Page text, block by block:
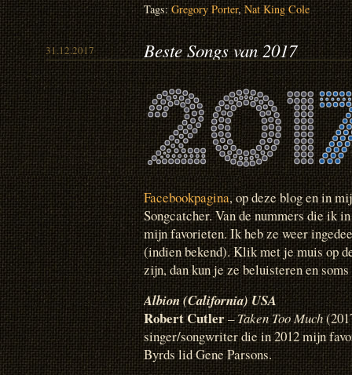
Tags:Gregory Porter,Nat King Cole
31.12.2017 Beste Songs van 2017
Facebookpagina, op deze blog en in
Songcatcher. Van de nummers die ik
mijn favorieten. Ik heb ze weer
(indien bekend). Klik met je muis op
zijn, dan kun je ze beluisteren en
Albion (California) USA
Robert Cutler–Taken Too Much
singer/songwriter die in 2012 mijn
Byrds lid Gene Parsons.